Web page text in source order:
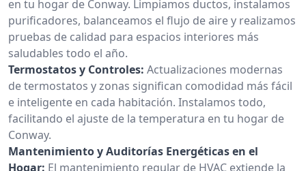
en tu hogar de Conway. Limpiamos ductos, instalamos
purificadores, balanceamos el flujo de aire y realizamos
pruebas de calidad para espacios interiores más
saludables todo el año.
Termostatos y Controles: Actualizaciones modernas
de termostatos y zonas significan comodidad más fácil
e inteligente en cada habitación. Instalamos todo,
facilitando el ajuste de la temperatura en tu hogar de
Conway.
Mantenimiento y Auditorías Energéticas en el
Hogar: El mantenimiento regular de HVAC extiende la